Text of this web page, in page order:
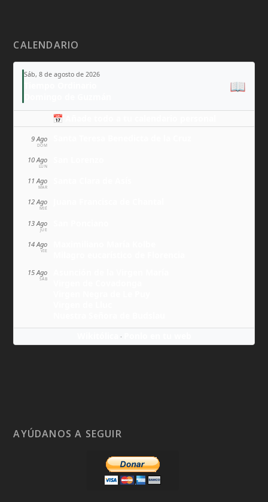
CALENDARIO
Sáb, 8 de agosto de 2026
📖
📅 Añade todo a tu calendario personal
9 Ago
DOM
10 Ago
LUN
11 Ago
MAR
12 Ago
MIÉ
13 Ago
JUE
14 Ago
VIE
15 Ago
SÁB
·
AYÚDANOS A SEGUIR